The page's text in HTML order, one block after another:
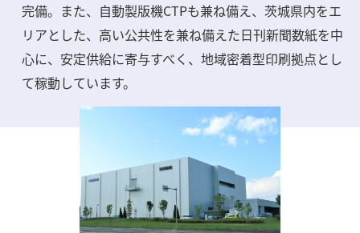
完備。また、自動製版機CTPも兼ね備え、茨城県内をエ
リアとした、高い公共性を兼ね備えた日刊新聞数紙を中
心に、安定供給に寄与すべく、地域密着型印刷拠点とし
て稼動しています。